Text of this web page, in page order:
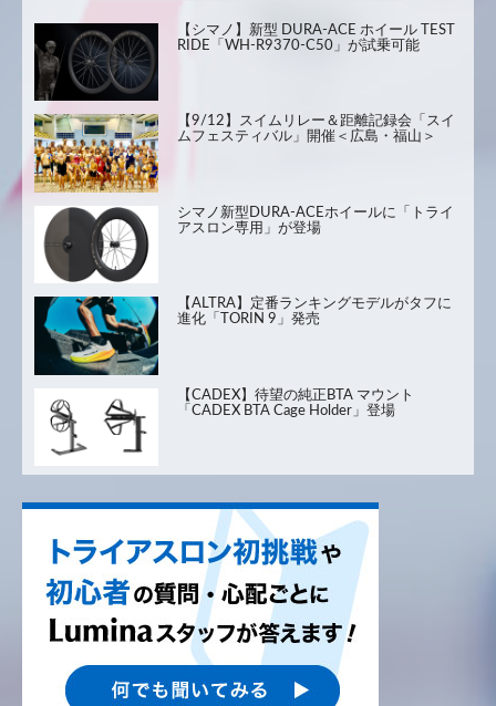
【シマノ】新型 DURA-ACE ホイール TEST
RIDE「WH-R9370-C50」が試乗可能
【9/12】スイムリレー＆距離記録会「スイ
ムフェスティバル」開催＜広島・福山＞
シマノ新型DURA-ACEホイールに「トライ
アスロン専用」が登場
【ALTRA】定番ランキングモデルがタフに
進化「TORIN 9」発売
【CADEX】待望の純正BTA マウント
「CADEX BTA Cage Holder」登場